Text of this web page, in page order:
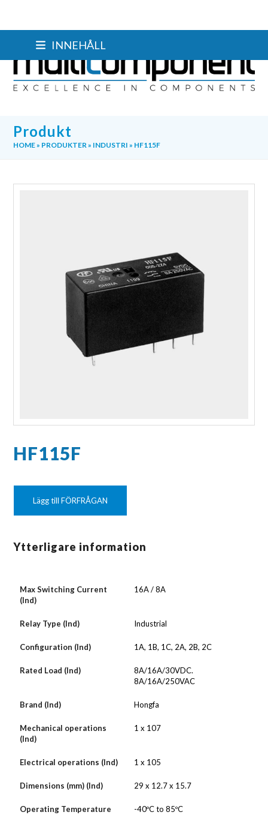
INNEHÅLL
Produkt
HOME» PRODUKTER» INDUSTRI » HF115F
HF115F
Lägg till FÖRFRÅGAN
Ytterligare information
Max Switching Current
(Ind)
16A / 8A
Relay Type (Ind) Industrial
Configuration (Ind) 1A, 1B, 1C, 2A, 2B, 2C
Rated Load (Ind)
8A/16A/30VDC.
8A/16A/250VAC
Brand (Ind) Hongfa
Mechanical operations
(Ind)
1 x 107
Electrical operations (Ind) 1 x 105
Dimensions (mm) (Ind) 29 x 12.7 x 15.7
Operating Temperature
-40ºC to 85ºC